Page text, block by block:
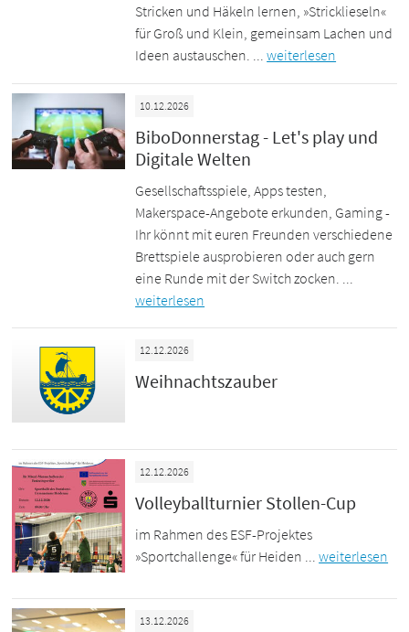
Stricken und Häkeln lernen, »Stricklieseln«
für Groß und Klein, gemeinsam Lachen und
Ideen austauschen. ...weiterlesen
10.12.2026
BiboDonnerstag - Let's play und
Digitale Welten
Gesellschaftsspiele, Apps testen,
Makerspace-Angebote erkunden, Gaming -
Ihr könnt mit euren Freunden verschiedene
Brettspiele ausprobieren oder auch gern
eine Runde mit der Switch zocken. ...
weiterlesen
12.12.2026
Weihnachtszauber
12.12.2026
Volleyballturnier Stollen-Cup
im Rahmen des ESF-Projektes
»Sportchallenge« für Heiden ...weiterlesen
13.12.2026